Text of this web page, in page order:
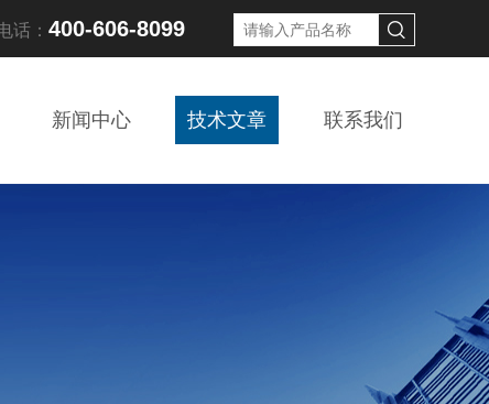
话： 400-606-8099
新闻中心 技术文章 联系我们